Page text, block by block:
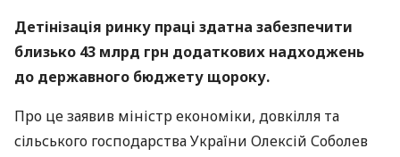
Детінізація ринку праці здатна забезпечити
близько 43 млрд грн додаткових надходжень
до державного бюджету щороку.
Про це заявив міністр економіки, довкілля та
сільського господарства України Олексій Соболев